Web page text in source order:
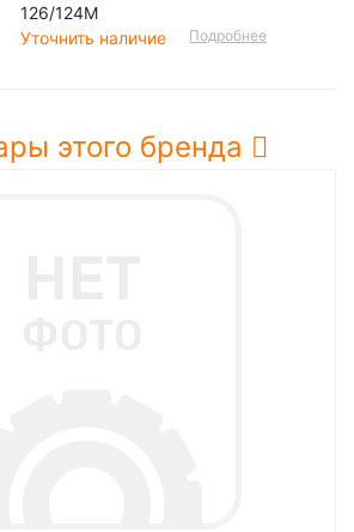
126/124M
Уточнить наличие
Подробнее
этого бренда